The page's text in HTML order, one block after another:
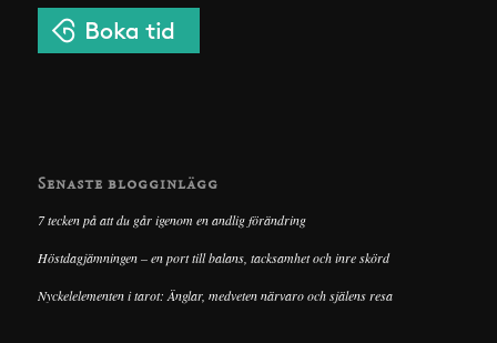
Senaste blogginlägg
7 tecken på att du går igenom en andlig förändring
Höstdagjämningen – en port till balans, tacksamhet och inre skörd
Nyckelelementen i tarot: Änglar, medveten närvaro och själens resa